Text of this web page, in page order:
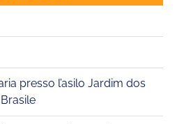
presso l’asilo Jardim dos